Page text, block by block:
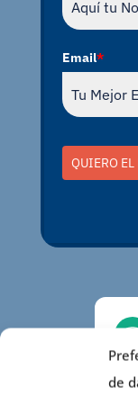
de
Email*
QUIERO EL